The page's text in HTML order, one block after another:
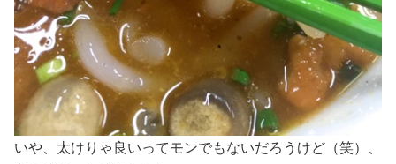
いや、太けりゃ良いってモンでもないだろうけど（笑）、